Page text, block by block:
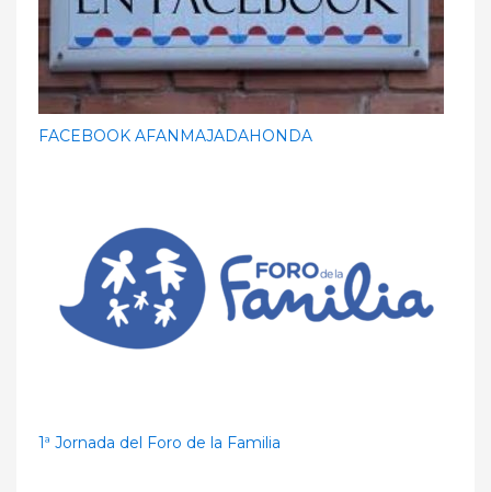
FACEBOOK AFANMAJADAHONDA
1ª Jornada del Foro de la Familia